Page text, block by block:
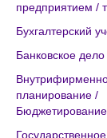
предприятием /
Бухгалтерский
Банковское дело
планирование /
Бюджетирование